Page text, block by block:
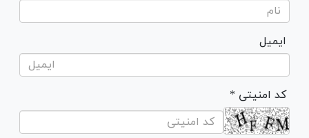
ایمیل
* کد امنیتی